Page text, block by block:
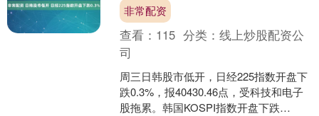
非常配资
查看： 115 分类：线上炒股配资公
司
周三日韩股市低开，日经225指数开盘下
跌0.3%，报40430.46点，受科技和电子
股拖累。韩国KOSPI指数开盘下跌